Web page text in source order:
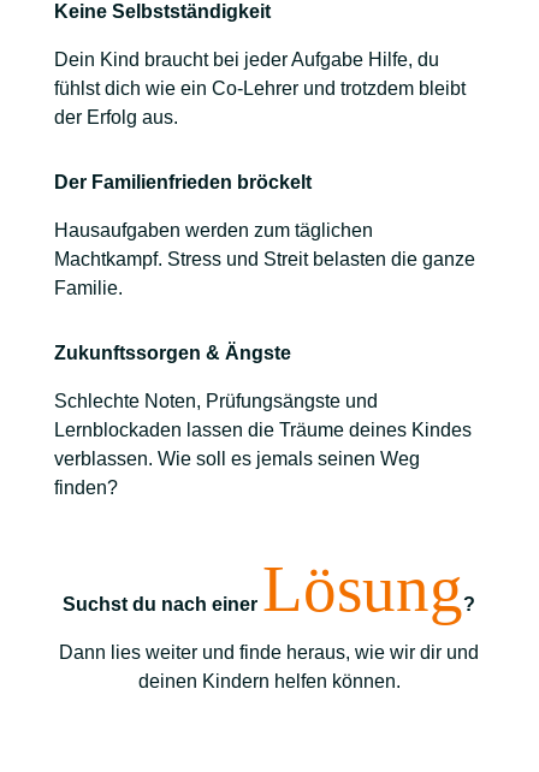
Keine Selbstständigkeit
Dein Kind braucht bei jeder Aufgabe Hilfe, du
fühlst dich wie ein Co-Lehrer und trotzdem bleibt
der Erfolg aus.
Der Familienfrieden bröckelt
Hausaufgaben werden zum täglichen
Machtkampf. Stress und Streit belasten die ganze
Familie.
Zukunftssorgen & Ängste
Schlechte Noten, Prüfungsängste und
Lernblockaden lassen die Träume deines Kindes
verblassen. Wie soll es jemals seinen Weg
finden?
Suchst du nach einer Lösung?
Dann lies weiter und finde heraus, wie wir dir und
deinen Kindern helfen können.